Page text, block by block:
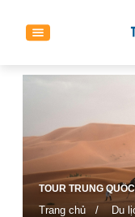
TOUR TRUNG
Trang chủ / Du